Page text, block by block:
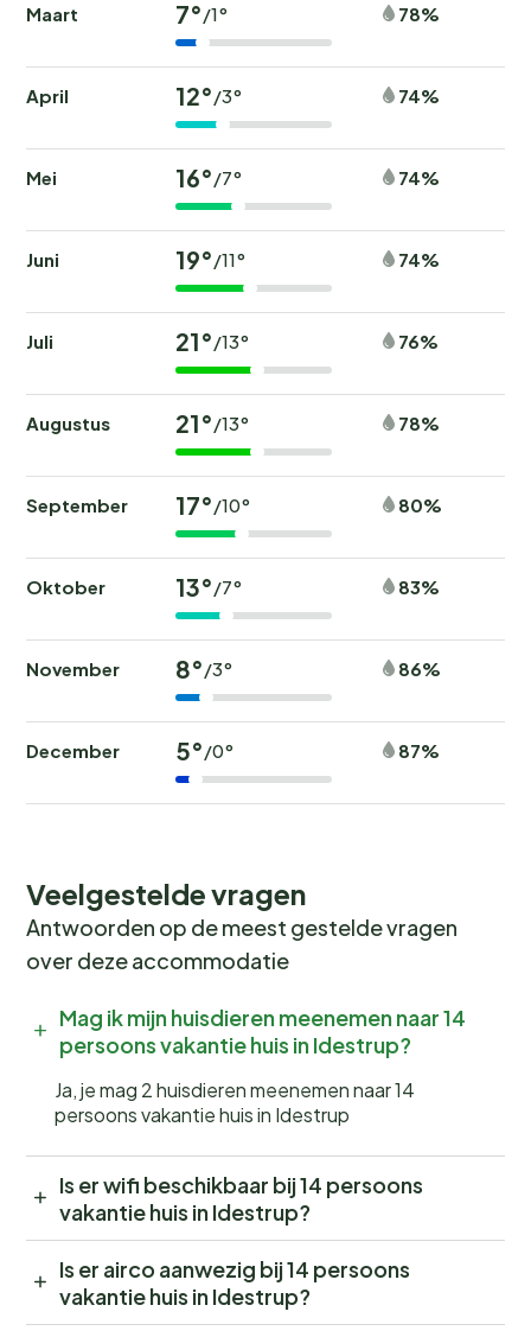
Maart 7°/1° 78%
April 12°/3° 74%
Mei 16°/7° 74%
Juni 19°/11° 74%
Juli 21°/13° 76%
Augustus 21°/13° 78%
September 17°/10° 80%
Oktober 13°/7° 83%
November 8°/3° 86%
December 5°/0° 87%
Veelgestelde vragen
Antwoorden op de meest gestelde vragen
over deze accommodatie
Mag ik mijn huisdieren meenemen naar 14
persoons vakantie huis in Idestrup?
Ja, je mag 2 huisdieren meenemen naar 14
persoons vakantie huis in Idestrup
Is er wifi beschikbaar bij 14 persoons
vakantie huis in Idestrup?
Is er airco aanwezig bij 14 persoons
vakantie huis in Idestrup?